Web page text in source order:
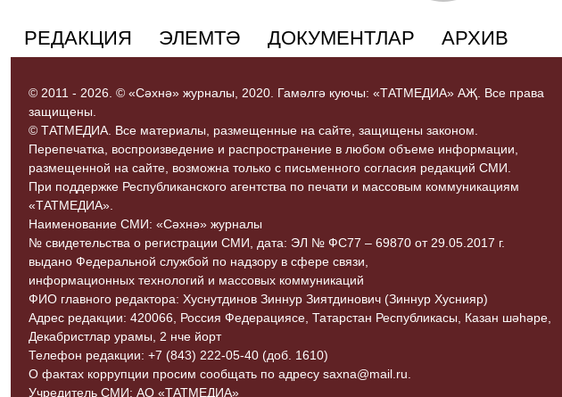
РЕДАКЦИЯ ЭЛЕМТӘ ДОКУМЕНТЛАР АРХИВ
© 2011 - 2026. © «Сәхнә» журналы, 2020. Гамәлгә куючы: «ТАТМЕДИА» АҖ. Все права
защищены.
© ТАТМЕДИА. Все материалы, размещенные на сайте, защищены законом.
Перепечатка, воспроизведение и распространение в любом объеме информации,
размещенной на сайте, возможна только с письменного согласия редакций СМИ.
При поддержке Республиканского агентства по печати и массовым коммуникациям
«ТАТМЕДИА».
Наименование СМИ: «Сәхнә» журналы
№ свидетельства о регистрации СМИ, дата: ЭЛ № ФС77 – 69870 от 29.05.2017 г.
выдано Федеральной службой по надзору в сфере связи,
информационных технологий и массовых коммуникаций
ФИО главного редактора: Хуснутдинов Зиннур Зиятдинович (Зиннур Хуснияр)
Адрес редакции: 420066, Россия Федерациясе, Татарстан Республикасы, Казан шәһәре,
Декабристлар урамы, 2 нче йорт
Телефон редакции: +7 (843) 222-05-40 (доб. 1610)
О фактах коррупции просим сообщать по адресу saxna@mail.ru.
Учредитель СМИ: АО «ТАТМЕДИА»